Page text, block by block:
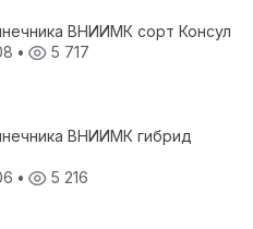
ВНИИМК сорт Консул
• 5 717
ВНИИМК гибрид
• 5 216